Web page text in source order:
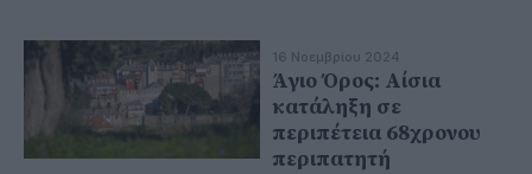
16 Νοεμβρίου 2024
Άγιο Όρος: Αίσια
κατάληξη σε
περιπέτεια 68χρονου
περιπατητή